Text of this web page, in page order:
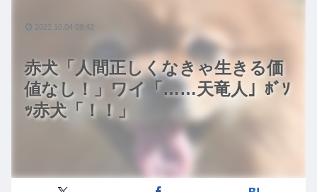
赤犬「人間正しくなきゃ生きる価
値なし！」ワイ「……天竜人」ﾎﾞｿ
ｯ赤犬「！！」
2022.10.04 08:42